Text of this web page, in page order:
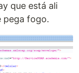
que está ali
pega fogo.